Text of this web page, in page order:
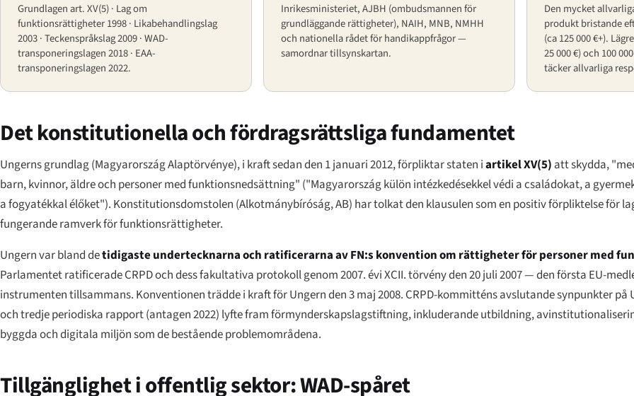
Grundlagen art. XV(5) · Lag om
funktionsrättigheter 1998 · Likabehandlingslag
2003 · Teckenspråkslag 2009 · WAD-
transponeringslagen 2018 · EAA-
transponeringslagen 2022.
Inrikesministeriet, AJBH (ombudsmannen för
grundläggande rättigheter), NAIH, MNB, NMHH
och nationella rådet för handikappfrågor —
samordnar tillsynskartan.
Den mycket
produkt bristande
(ca 125 000 €+).
25 000 €) och 100
täcker allvarliga
Det konstitutionella och fördragsrättsliga fundamentet
Ungerns grundlag (Magyarország Alaptörvénye), i kraft sedan den 1 januari 2012, förpliktar staten iartikel XV(5) att skydda,
barn, kvinnor, äldre och personer med funktionsnedsättning" ("Magyarország külön intézkedésekkel védi a családokat, a
a fogyatékkal élőket"). Konstitutionsdomstolen (Alkotmánybíróság, AB) har tolkat den klausulen som en positiv förpliktelse för
fungerande ramverk för funktionsrättigheter.
Ungern var bland detidigaste undertecknarna och ratificerarna av FN:s konvention om rättigheter för personer med
Parlamentet ratificerade CRPD och dess fakultativa protokoll genom2007. évi XCII. törvényden 20 juli 2007 — den första EU-
instrumenten tillsammans. Konventionen trädde i kraft för Ungern den 3 maj 2008. CRPD-kommitténs avslutande synpunkter på
och tredje periodiska rapport (antagen 2022) lyfte fram förmynderskapslagstiftning, inkluderande utbildning,
byggda och digitala miljön som de bestående problemområdena.
Tillgänglighet i offentlig sektor: WAD-spåret